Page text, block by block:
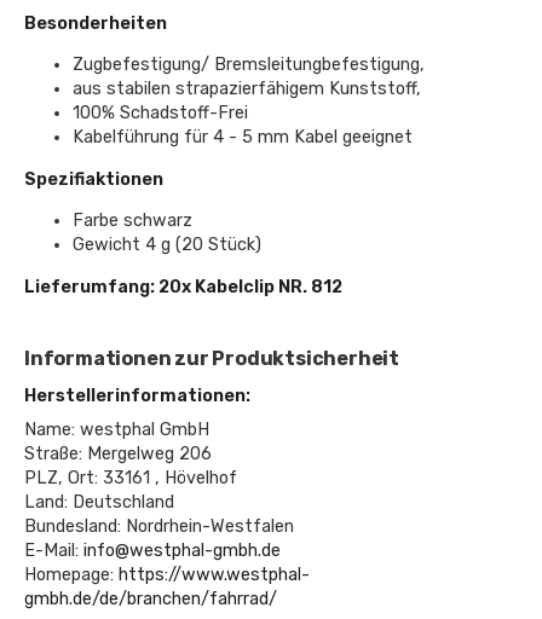
Besonderheiten
Zugbefestigung/ Bremsleitungbefestigung,
aus stabilen strapazierfähigem Kunststoff,
100% Schadstoff-Frei
Kabelführung für 4 - 5 mm Kabel geeignet
Spezifiaktionen
Farbe schwarz
Gewicht 4 g (20 Stück)
Lieferumfang: 20x Kabelclip NR. 812
Informationen zur Produktsicherheit
Herstellerinformationen:
Name: westphal GmbH
Straße: Mergelweg 206
PLZ, Ort: 33161 , Hövelhof
Land: Deutschland
Bundesland: Nordrhein-Westfalen
E-Mail: info@westphal-gmbh.de
Homepage: https://www.westphal-
gmbh.de/de/branchen/fahrrad/